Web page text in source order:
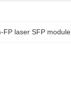
FP laser SFP module